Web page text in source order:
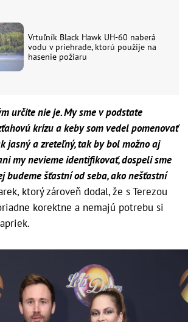
Vrtuľník Black Hawk UH-60 naberá
vodu v priehrade, ktorú použije na
hasenie požiaru
určite nie je. My sme v podstate
krízu a keby som vedel pomenovať
jasný a zreteľný, tak by bol možno aj
my nevieme identifikovať, dospeli sme
budeme šťastní od seba, ako nešťastní
ktorý zároveň dodal, že s Terezou
korektne a nemajú potrebu si